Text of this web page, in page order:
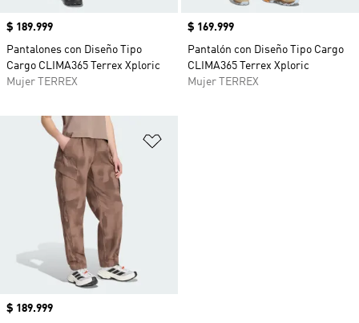
Precio
$ 189.999
Pantalones con Diseño Tipo
Cargo CLIMA365 Terrex Xploric
Mujer TERREX
Precio
$ 169.999
Pantalón con Diseño Tipo Cargo
CLIMA365 Terrex Xploric
Mujer TERREX
Precio
$ 189.999